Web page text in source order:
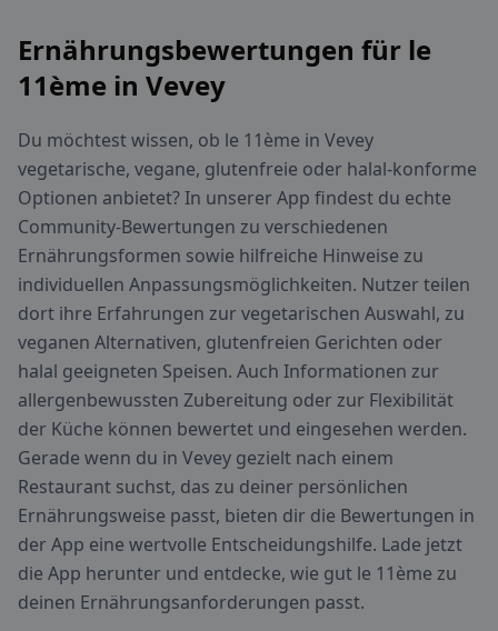
Ernährungsbewertungen für le
11ème in Vevey
Du möchtest wissen, ob le 11ème in Vevey
vegetarische, vegane, glutenfreie oder halal-konforme
Optionen anbietet? In unserer App findest du echte
Community-Bewertungen zu verschiedenen
Ernährungsformen sowie hilfreiche Hinweise zu
individuellen Anpassungsmöglichkeiten. Nutzer teilen
dort ihre Erfahrungen zur vegetarischen Auswahl, zu
veganen Alternativen, glutenfreien Gerichten oder
halal geeigneten Speisen. Auch Informationen zur
allergenbewussten Zubereitung oder zur Flexibilität
der Küche können bewertet und eingesehen werden.
Gerade wenn du in Vevey gezielt nach einem
Restaurant suchst, das zu deiner persönlichen
Ernährungsweise passt, bieten dir die Bewertungen in
der App eine wertvolle Entscheidungshilfe. Lade jetzt
die App herunter und entdecke, wie gut le 11ème zu
deinen Ernährungsanforderungen passt.